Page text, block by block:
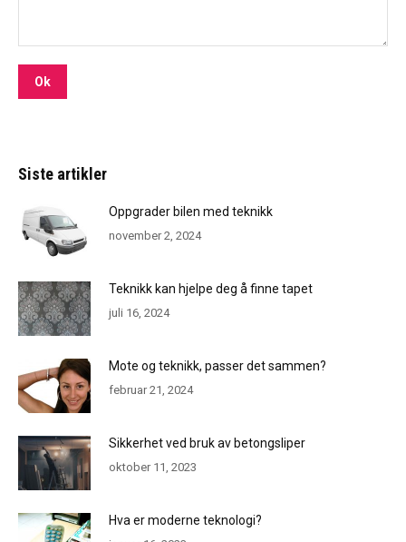
Siste artikler
Oppgrader bilen med teknikk
november 2, 2024
Teknikk kan hjelpe deg å finne tapet
juli 16, 2024
Mote og teknikk, passer det sammen?
februar 21, 2024
Sikkerhet ved bruk av betongsliper
oktober 11, 2023
Hva er moderne teknologi?